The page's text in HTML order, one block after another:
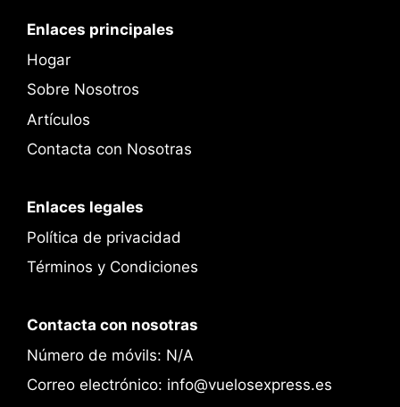
Enlaces principales
Hogar
Sobre Nosotros
Artículos
Contacta con Nosotras
Enlaces legales
Política de privacidad
Términos y Condiciones
Contacta con nosotras
Número de móvils: N/A
Correo electrónico: info@vuelosexpress.es